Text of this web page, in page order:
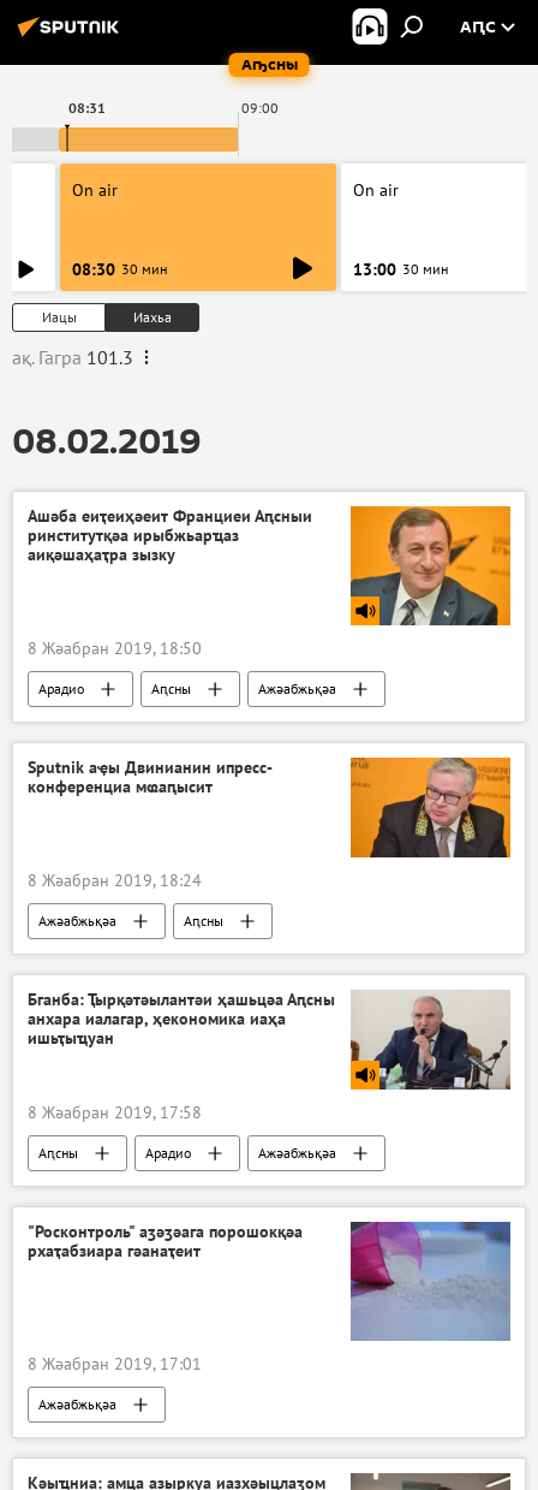
Аҧсны
АԤС
09:00
08:31
On air
08:30 30 мин
On air
13:00 30 мин
Иацы Иахьа
ақ. Гагра 101.3
08.02.2019
Ашәба еиҭеиҳәеит Франциеи Аԥсныи
ринститутқәа ирыбжьарҵаз
аиқәшаҳаҭра зызку
8 Жәабран 2019, 18:50
Арадио Аԥсны Ажәабжьқәа
Sputnik аҿы Двинианин ипресс-
конференциа мҩаԥысит
8 Жәабран 2019, 18:24
Ажәабжьқәа Аԥсны
Бганба: Ҭырқәтәылантәи ҳашьцәа Аԥсны
анхара иалагар, ҳекономика иаҳа
ишьҭыҵуан
8 Жәабран 2019, 17:58
Аԥсны Арадио Ажәабжьқәа
"Росконтроль" аӡәӡәага порошокқәа
рхаҭабзиара гәанаҭеит
8 Жәабран 2019, 17:01
Ажәабжьқәа
Кәыҵниа: амца азыркуа иазхәыцлаӡом